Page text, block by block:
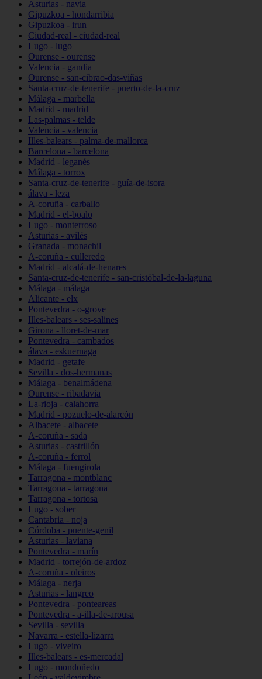
Asturias - navia
Gipuzkoa - hondarribia
Gipuzkoa - irun
Ciudad-real - ciudad-real
Lugo - lugo
Ourense - ourense
Valencia - gandia
Ourense - san-cibrao-das-viñas
Santa-cruz-de-tenerife - puerto-de-la-cruz
Málaga - marbella
Madrid - madrid
Las-palmas - telde
Valencia - valencia
Illes-balears - palma-de-mallorca
Barcelona - barcelona
Madrid - leganés
Málaga - torrox
Santa-cruz-de-tenerife - guía-de-isora
álava - leza
A-coruña - carballo
Madrid - el-boalo
Lugo - monterroso
Asturias - avilés
Granada - monachil
A-coruña - culleredo
Madrid - alcalá-de-henares
Santa-cruz-de-tenerife - san-cristóbal-de-la-laguna
Málaga - málaga
Alicante - elx
Pontevedra - o-grove
Illes-balears - ses-salines
Girona - lloret-de-mar
Pontevedra - cambados
álava - eskuernaga
Madrid - getafe
Sevilla - dos-hermanas
Málaga - benalmádena
Ourense - ribadavia
La-rioja - calahorra
Madrid - pozuelo-de-alarcón
Albacete - albacete
A-coruña - sada
Asturias - castrillón
A-coruña - ferrol
Málaga - fuengirola
Tarragona - montblanc
Tarragona - tarragona
Tarragona - tortosa
Lugo - sober
Cantabria - noja
Córdoba - puente-genil
Asturias - laviana
Pontevedra - marín
Madrid - torrejón-de-ardoz
A-coruña - oleiros
Málaga - nerja
Asturias - langreo
Pontevedra - ponteareas
Pontevedra - a-illa-de-arousa
Sevilla - sevilla
Navarra - estella-lizarra
Lugo - viveiro
Illes-balears - es-mercadal
Lugo - mondoñedo